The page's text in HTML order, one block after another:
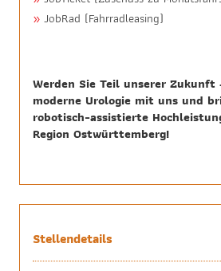
JobRad (Fahrradleasing)
Werden Sie Teil unserer
moderne Urologie mit uns und
robotisch-assistierte
Region Ostwürttemberg!
Stellendetails